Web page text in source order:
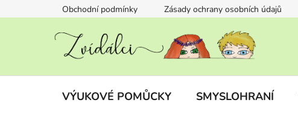
na
Obchodní podmínky Zásady ochrany osobních údajů
VÝUKOVÉ POMŮCKY SMYSLOHRANÍ